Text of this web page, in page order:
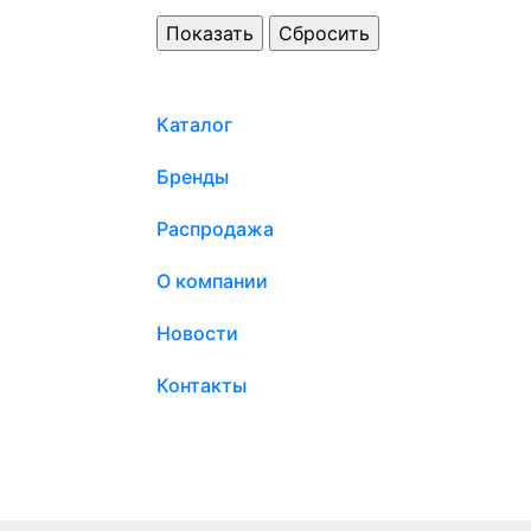
Каталог
Бренды
Распродажа
О компании
Новости
Контакты